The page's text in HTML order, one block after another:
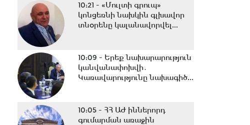
10:21 - «Մուլտի գրուպ»
կոնցեռնի նախկին գլխավոր
տնօրենը կալանավորվել...
10:09 - Երեք նախարարություն
կանվանափոխվի․
Կառավարությունը նախագիծ...
10:05 - ՀՀ ԱԺ իններորդ
գումարման առաջին